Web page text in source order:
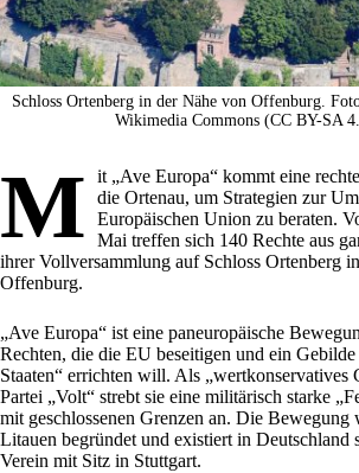
Schloss Ortenberg in der Nähe von Offenburg.
Wikimedia Commons (CC BY-SA
M
it „Ave Europa“ kommt eine
die Ortenau, um Strategien zur
Europäischen Union zu beraten.
Mai treffen sich 140 Rechte aus
ihrer Vollversammlung auf Schloss Ortenberg
Offenburg.
„Ave Europa“ ist eine paneuropäische
Rechten, die die EU beseitigen und ein
Staaten“ errichten will. Als „wertkonservatives
Partei „Volt“ strebt sie eine militärisch starke
mit geschlossenen Grenzen an. Die Bewegung
Litauen begründet und existiert in Deutschland
Verein mit Sitz in Stuttgart.